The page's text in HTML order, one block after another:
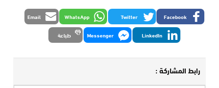
Facebook
Twitter
WhatsApp
Email
LinkedIn
Messenger طباعة
رابط المشاركة :